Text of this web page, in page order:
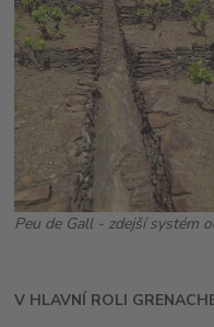
Peu de Gall - zdejší systém
V HLAVNÍ ROLI